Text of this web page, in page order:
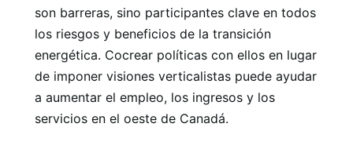
son barreras, sino participantes clave en todos
los riesgos y beneficios de la transición
energética. Cocrear políticas con ellos en lugar
de imponer visiones verticalistas puede ayudar
a aumentar el empleo, los ingresos y los
servicios en el oeste de Canadá.